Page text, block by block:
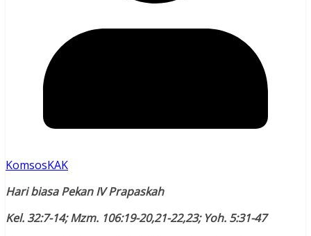
KomsosKAK
Hari biasa Pekan IV Prapaskah
Kel. 32:7-14; Mzm. 106:19-20,21-22,23; Yoh. 5:31-47